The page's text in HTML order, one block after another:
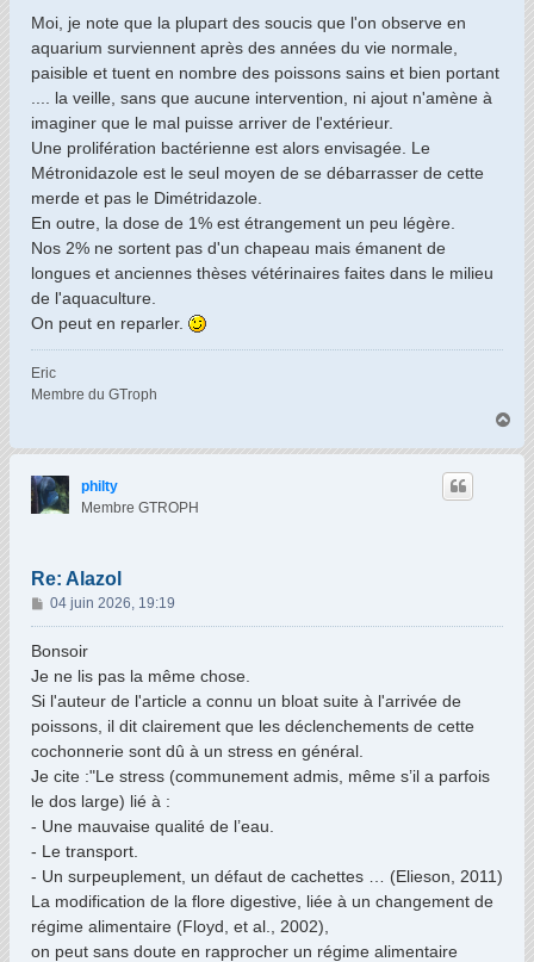
Moi, je note que la plupart des soucis que l'on observe en
aquarium surviennent après des années du vie normale,
paisible et tuent en nombre des poissons sains et bien portant
.... la veille, sans que aucune intervention, ni ajout n'amène à
imaginer que le mal puisse arriver de l'extérieur.
Une prolifération bactérienne est alors envisagée. Le
Métronidazole est le seul moyen de se débarrasser de cette
merde et pas le Dimétridazole.
En outre, la dose de 1% est étrangement un peu légère.
Nos 2% ne sortent pas d'un chapeau mais émanent de
longues et anciennes thèses vétérinaires faites dans le milieu
de l'aquaculture.
On peut en reparler.
Eric
Membre du GTroph
u
philty
Membre GTROPH
Re: Alazol
M
e
s
g
e
04 juin 2026, 19:19
Bonsoir
Je ne lis pas la même chose.
Si l'auteur de l'article a connu un bloat suite à l'arrivée de
poissons, il dit clairement que les déclenchements de cette
cochonnerie sont dû à un stress en général.
Je cite :"Le stress (communement admis, même s’il a parfois
le dos large) lié à :
- Une mauvaise qualité de l’eau.
- Le transport.
- Un surpeuplement, un défaut de cachettes … (Elieson, 2011)
La modification de la flore digestive, liée à un changement de
régime alimentaire (Floyd, et al., 2002),
on peut sans doute en rapprocher un régime alimentaire